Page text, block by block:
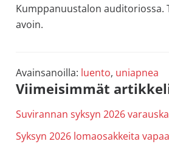
K-
H
Kumppanuustalon auditoriossa.
avoin.
Avainsanoilla: luento, uniapnea
Ensisijainen
sivupalkki
Viimeisimmät
Suvirannan syksyn 2026
Syksyn 2026 lomaosakkeita